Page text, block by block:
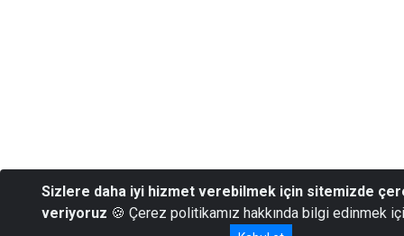
Sizlere daha iyi hizmet verebilmek için sitemizde
veriyoruz 🍪 Çerez politikamız hakkında bilgi edinmek